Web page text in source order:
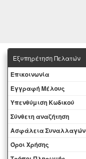
Εξυπηρέτηση Πελατών
Eπικοινωνία
Εγγραφή Μέλους
Yπενθύμιση Κωδικού
Σύνθετη αναζήτηση
Ασφάλεια Συναλλαγών
Όροι Χρήσης